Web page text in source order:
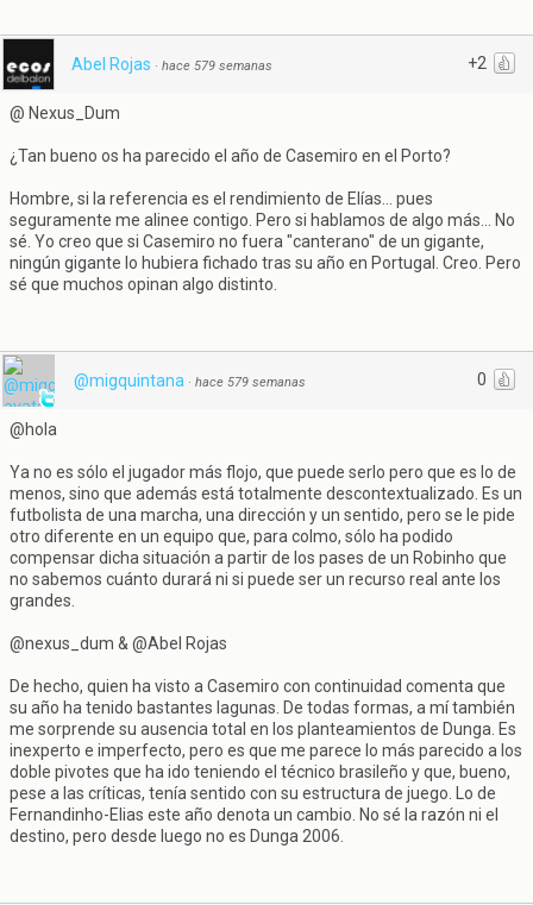
+2
Abel Rojas · hace 579 semanas
@ Nexus_Dum
¿Tan bueno os ha parecido el año de Casemiro en el Porto?
Hombre, si la referencia es el rendimiento de Elías... pues
seguramente me alinee contigo. Pero si hablamos de algo más... No
sé. Yo creo que si Casemiro no fuera "canterano" de un gigante,
ningún gigante lo hubiera fichado tras su año en Portugal. Creo. Pero
sé que muchos opinan algo distinto.
0
@migquintana · hace 579 semanas
@hola
Ya no es sólo el jugador más flojo, que puede serlo pero que es lo de
menos, sino que además está totalmente descontextualizado. Es un
futbolista de una marcha, una dirección y un sentido, pero se le pide
otro diferente en un equipo que, para colmo, sólo ha podido
compensar dicha situación a partir de los pases de un Robinho que
no sabemos cuánto durará ni si puede ser un recurso real ante los
grandes.
@nexus_dum & @Abel Rojas
De hecho, quien ha visto a Casemiro con continuidad comenta que
su año ha tenido bastantes lagunas. De todas formas, a mí también
me sorprende su ausencia total en los planteamientos de Dunga. Es
inexperto e imperfecto, pero es que me parece lo más parecido a los
doble pivotes que ha ido teniendo el técnico brasileño y que, bueno,
pese a las críticas, tenía sentido con su estructura de juego. Lo de
Fernandinho-Elias este año denota un cambio. No sé la razón ni el
destino, pero desde luego no es Dunga 2006.